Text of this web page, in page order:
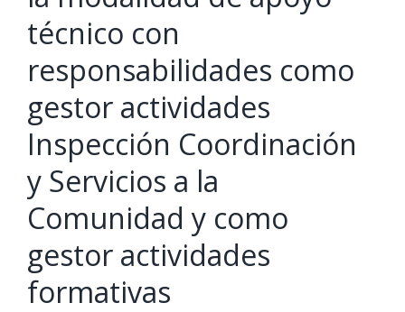
técnico con
responsabilidades como
gestor actividades
Inspección Coordinación
y Servicios a la
Comunidad y como
gestor actividades
formativas